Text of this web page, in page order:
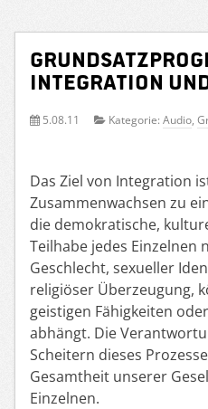
Integration
5.08.11 Kategorie: Audio,
Das Ziel von Integration
Zusammenwachsen zu
die demokratische,
Teilhabe jedes Einzelnen
Geschlecht, sexueller
religiöser Überzeugung,
geistigen Fähigkeiten
abhängt. Die
Scheitern dieses
Gesamtheit unserer
Einzelnen.